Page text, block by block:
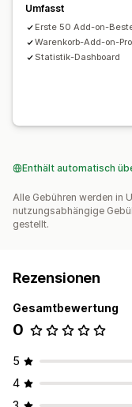
Umfasst
Erste 50 Add-on-
Warenkorb-Add-on-
Statistik-Dashboard
Enthält automatisch
Alle Gebühren werden in
nutzungsabhängige
gestellt.
Rezensionen
Gesamtbewertung
0
5
4